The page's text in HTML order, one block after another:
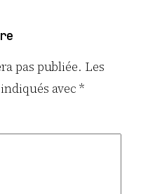
pas publiée. Les
avec*